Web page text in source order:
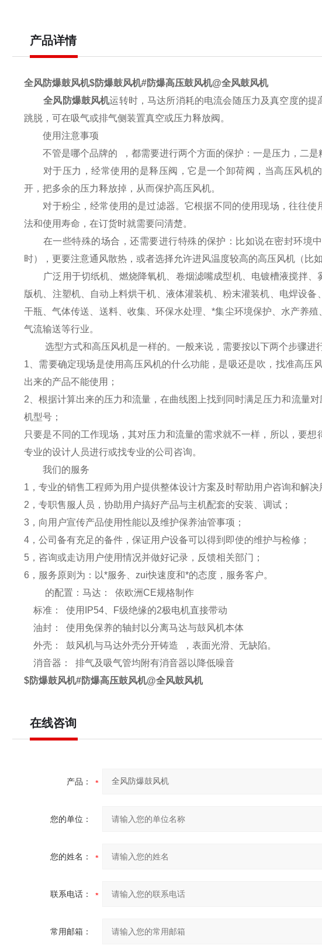
产品详情
全风防爆鼓风机$防爆鼓风机#防爆高压鼓风机@全风鼓风机
全风防爆鼓风机运转时，马达所消耗的电流会随压力及真空度的
跳脱，可在吸气或排气侧装置真空或压力释放阀。
使用注意事项
不管是哪个品牌的
，都需要进行两个方面的保护：一是压力，二是
对于压力，经常使用的是释压阀，它是一个卸荷阀，当高压风机
开，把多余的压力释放掉，从而保护高压风机。
对于粉尘，经常使用的是过滤器。它根据不同的使用现场，往往使
法和使用寿命，在订货时就需要问清楚。
在一些特殊的场合，还需要进行特殊的保护：比如说在密封环境
时），更要注意通风散热，或者选择允许进风温度较高的高压风机（比
广泛用于切纸机、燃烧降氧机、卷烟滤嘴成型机、电镀槽液搅拌
版机、注塑机、自动上料烘干机、液体灌装机、粉末灌装机、电焊设
干瓶、气体传送、送料、收集、环保水处理、*集尘环境保护、水产养
气流输送等行业。
选型方式和高压风机是一样的。一般来说，需要按以下两个步骤进
1、需要确定现场是使用高压风机的什么功能，是吸还是吹，找准高压
出来的产品不能使用；
2、根据计算出来的压力和流量，在曲线图上找到同时满足压力和流量
机型号；
只要是不同的工作现场，其对压力和流量的需求就不一样，所以，要
专业的设计人员进行或找专业的公司咨询。
我们的服务
1，专业的销售工程师为用户提供整体设计方案及时帮助用户咨询和解决
2，专职售服人员，协助用户搞好产品与主机配套的安装、调试；
3，向用户宣传产品使用性能以及维护保养油管事项；
4，公司备有充足的备件，保证用户设备可以得到即使的维护与检修；
5，咨询或走访用户使用情况并做好记录，反馈相关部门；
6，服务原则为：以*服务、zui快速度和*的态度，服务客户。
的配置：马达： 依欧洲CE规格制作
标准： 使用IP54、F级绝缘的2极电机直接带动
油封： 使用免保养的轴封以分离马达与鼓风机本体
外壳： 鼓风机与马达外壳分开铸造 ，表面光滑、无缺陷。
消音器： 排气及吸气管均附有消音器以降低噪音
$防爆鼓风机#防爆高压鼓风机@全风鼓风机
在线咨询
产品：
您的单位：
您的姓名：
联系电话：
常用邮箱：